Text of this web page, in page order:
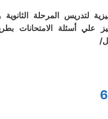
لتدريس المرحلة الثانوية
علي أسئلة الامتحانات